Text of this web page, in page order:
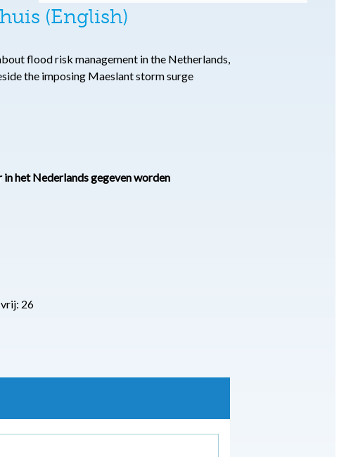
(English)
flood risk management in the Netherlands,
the imposing Maeslant storm surge
in het Nederlands gegeven worden
26